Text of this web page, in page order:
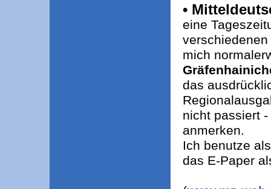
•
eine
mich
das
nicht passiert
anmerken.
Ich benutze
das E-Paper